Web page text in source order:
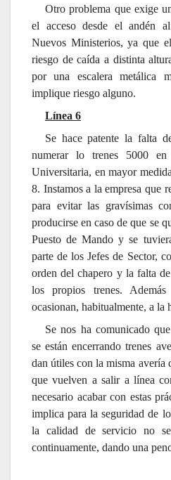
Otro problema que exige
el acceso desde el andén
Nuevos Ministerios, ya que
riesgo de caída a distinta
por una escalera metálica
implique riesgo alguno.
Línea 6
Se hace patente la falta
numerar lo trenes 5000
Universitaria, en mayor
8. Instamos a la empresa que
para evitar las gravísimas
producirse en caso de que se
Puesto de Mando y se
parte de los Jefes de Sector,
orden del chapero y la falta
los propios trenes.
ocasionan, habitualmente, a la
Se nos ha comunicado
se están encerrando trenes
dan útiles con la misma avería
que vuelven a salir a línea
necesario acabar con estas
implica para la seguridad de
la calidad de servicio no
continuamente, dando una